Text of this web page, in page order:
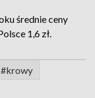
średnie ceny
1,6 zł.
#krowy